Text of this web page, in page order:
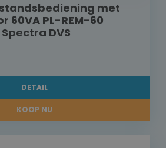
met
60VA PL-REM-60
DVS
DETAIL
KOOP NU